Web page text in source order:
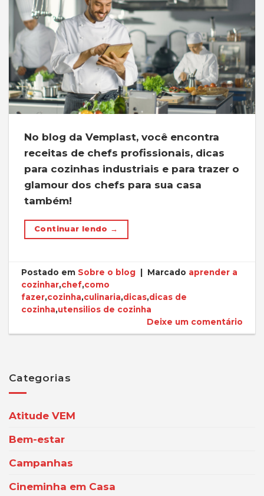
No blog da Vemplast, você encontra
receitas de chefs profissionais, dicas
para cozinhas industriais e para trazer o
glamour dos chefs para sua casa
também!
Continuar lendo →
Postado em Sobre o blog Marcado aprender a
cozinhar,chef,como
fazer,cozinha,culinaria,dicas,dicas de
cozinha,utensilios de cozinha
Deixe um comentário
Categorias
Atitude VEM
Bem-estar
Campanhas
Cineminha em Casa